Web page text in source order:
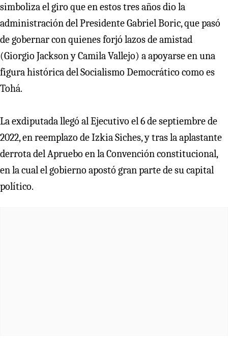
simboliza el giro que en estos tres años dio la
administración del Presidente Gabriel Boric, que pasó
de gobernar con quienes forjó lazos de amistad
(Giorgio Jackson y Camila Vallejo) a apoyarse en una
figura histórica del Socialismo Democrático como es
Tohá.
La exdiputada llegó al Ejecutivo el 6 de septiembre de
2022, en reemplazo de Izkia Siches, y tras la aplastante
derrota del Apruebo en la Convención constitucional,
en la cual el gobierno apostó gran parte de su capital
político.